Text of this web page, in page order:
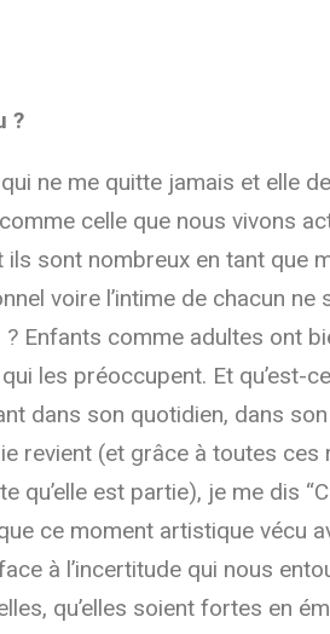
?
ne me quitte jamais et elle
celle que nous vivons
sont nombreux en tant que
voire l’intime de chacun
? Enfants comme adultes ont
les préoccupent. Et qu’est-
dans son quotidien, dans
revient (et grâce à toutes
qu’elle est partie), je me dis
ce moment artistique vécu
à l’incertitude qui nous
qu’elles soient fortes en